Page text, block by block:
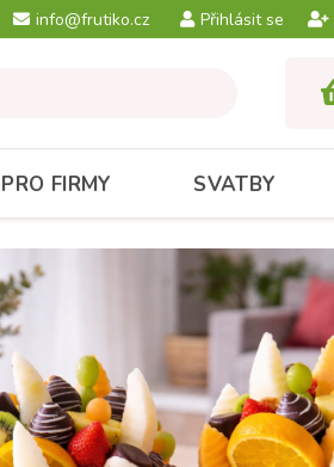
info@frutiko.cz Přihlásit se
PRO FIRMY SVATBY